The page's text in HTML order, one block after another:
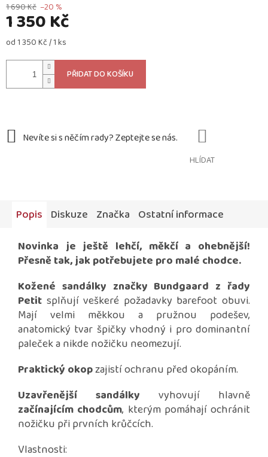
1 690 Kč –20 %
1 350 Kč
Měrná
od 1 350 Kč / 1 ks
PŘIDAT DO KOŠÍKU
HLÍDAT
Popis Diskuze Značka Ostatní informace
Novinka je ještě lehčí, měkčí a ohebnější!
Přesně tak, jak potřebujete pro malé chodce.
Kožené sandálky značky Bundgaard z řady
Petit splňují veškeré požadavky barefoot obuvi.
Mají velmi měkkou a pružnou podešev,
anatomický tvar špičky vhodný i pro dominantní
paleček a nikde nožičku neomezují.
Praktický okopzajistí ochranu před okopáním.
Uzavřenější sandálky vyhovují hlavně
začínajícím chodcům, kterým pomáhají ochránit
nožičku při prvních krůčcích.
Vlastnosti: